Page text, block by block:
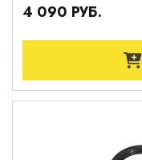
4 090 РУБ.